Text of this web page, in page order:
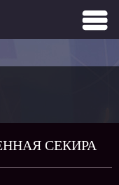
СЕКИРА